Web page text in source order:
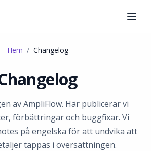
Hem Changelog
av AmpliFlow. Här publicerar vi
förbättringar och buggfixar. Vi
på engelska för att undvika att
tappas i översättningen.